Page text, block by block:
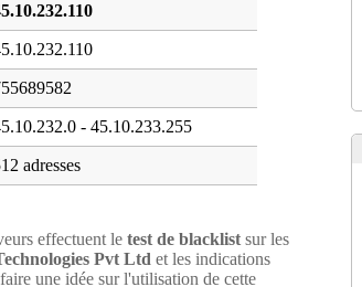
- 45.10.233.255
adresses
effectuent le test de blacklist sur les
Pvt Ltd et les indications
une idée sur l'utilisation de cette